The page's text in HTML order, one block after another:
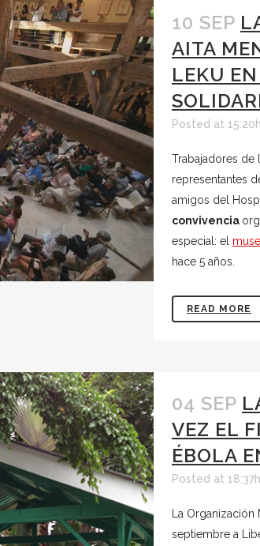
10 SEP
AITA
LEKU
Posted at 15:20h
Trabajadores de
representantes
amigos del
convivencia
especial: el
hace 5 años.
READ MORE
04 SEP
VEZ EL
ÉBOLA
Posted at 18:37h
La
septiembre a